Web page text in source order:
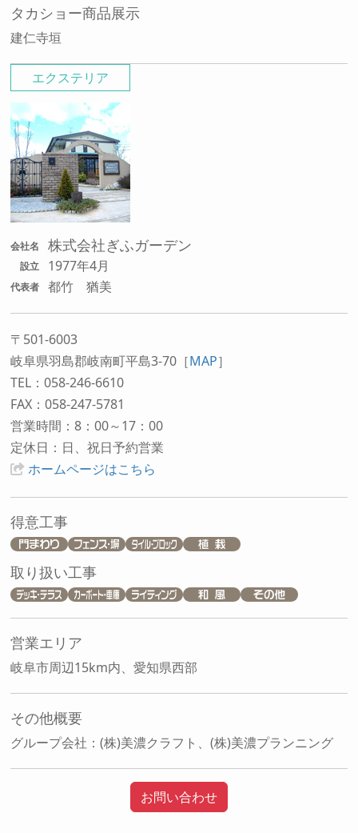
エクステリア
会社名 株式会社ぎふガーデン
設立 1977年4月
代表者 都竹 猶美
〒501-6003
岐阜県羽島郡岐南町平島3-70 ［MAP］
TEL：058-246-6610
FAX：058-247-5781
営業時間：8：00～17：00
定休日：日、祝日予約営業
ホームページはこちら
得意工事
取り扱い工事
営業エリア
岐阜市周辺15km内、愛知県西部
その他概要
グループ会社：(株)美濃クラフト、(株)美濃プランニング
お問い合わせ
タカショー商品展示
建仁寺垣